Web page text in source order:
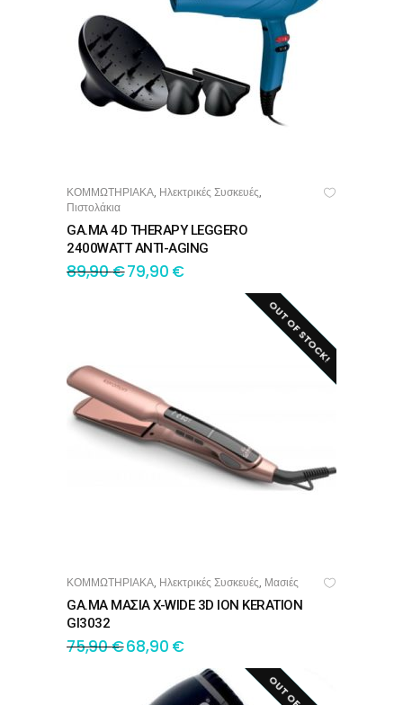
ΠΡΟΣΘΉΚΗ ΣΤΟ ΚΑΛΆΘΙ
ΚΟΜΜΩΤΗΡΙΑΚΑ, Ηλεκτρικές Συσκευές,
Πιστολάκια
GA.MA 4D THERAPY LEGGERO
2400WATT ANTI-AGING
89,90€79,90 €
SALE!
OUT OF STOCK!
ΔΙΑΒΆΣΤΕ ΠΕΡΙΣΣΌΤΕΡΑ
ΚΟΜΜΩΤΗΡΙΑΚΑ, Ηλεκτρικές Συσκευές, Μασιές
GA.MA ΜΑΣΙΑ X-WIDE 3D ION KERATION
GI3032
75,90€68,90 €